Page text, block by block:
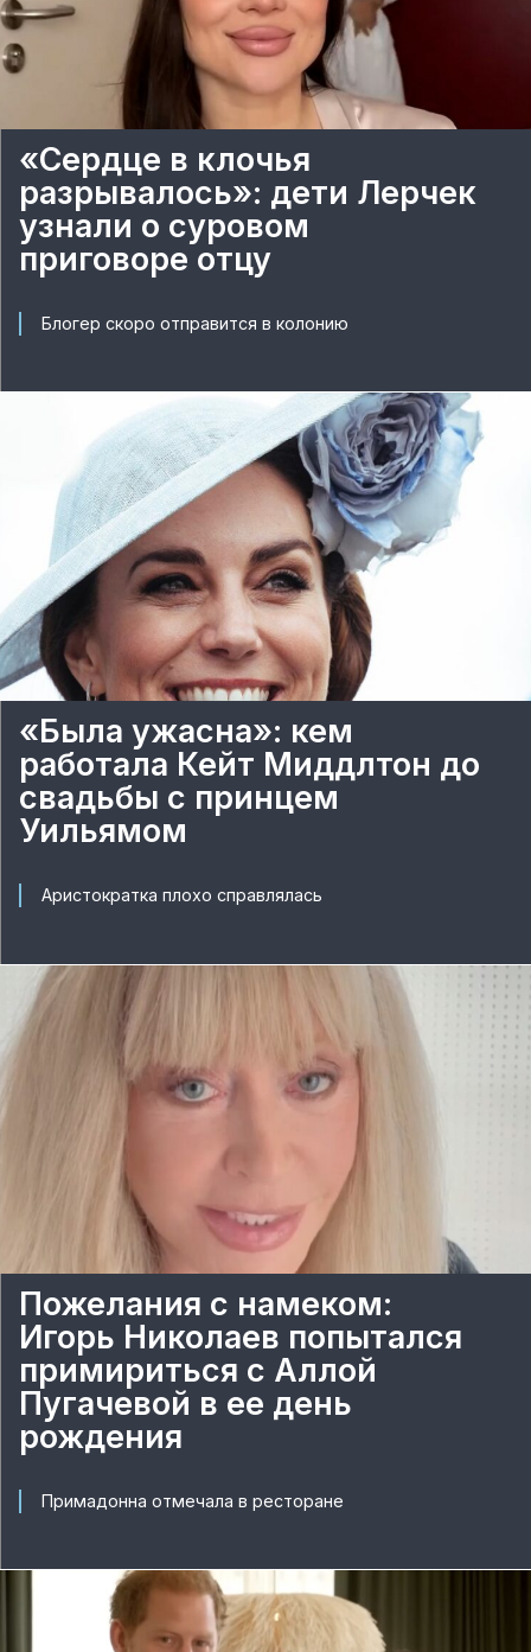
«Сердце в клочья
разрывалось»: дети Лерчек
узнали о суровом
приговоре отцу
Блогер скоро отправится в колонию
«Была ужасна»: кем
работала Кейт Миддлтон до
свадьбы с принцем
Уильямом
Аристократка плохо справлялась
Пожелания с намеком:
Игорь Николаев попытался
примириться с Аллой
Пугачевой в ее день
рождения
Примадонна отмечала в ресторане